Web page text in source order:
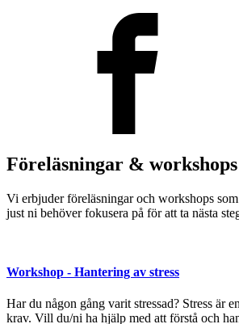
Föreläsningar & workshops
Vi erbjuder föreläsningar och workshops
just ni behöver fokusera på för att ta nästa
Workshop - Hantering av stress
Har du någon gång varit stressad? Stress är
krav. Vill du/ni ha hjälp med att förstå och